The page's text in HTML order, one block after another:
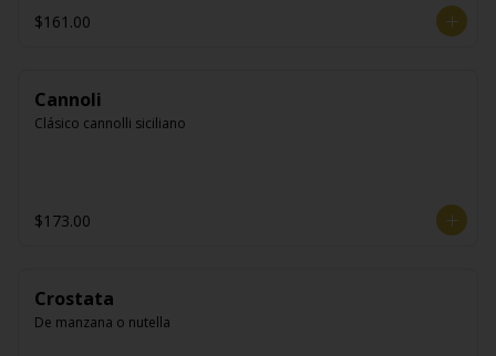
$161.00
Cannoli
Clásico cannolli siciliano
$173.00
Crostata
De manzana o nutella